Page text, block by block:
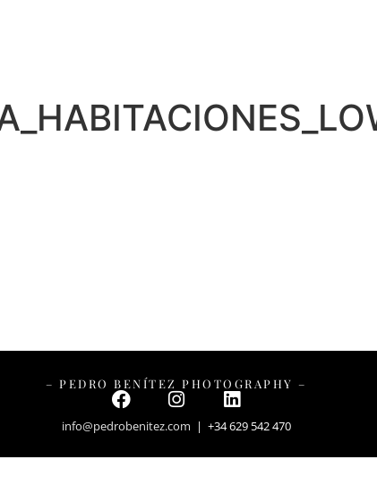
– PEDRO BENÍTEZ PHOTOGRAPHY –
info@pedrobenitez.com | +34 629 542 470